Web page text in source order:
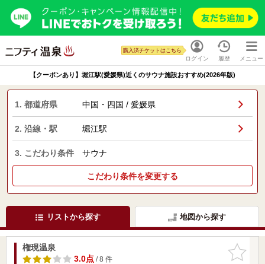
ログイン
購入済チケットはこちら
履歴 メニュー
【クーポンあり】堀江駅(愛媛県)近くのサウナ施設おすすめ(2026年版)
1. 都道府県 中国・四国 / 愛媛県
2. 沿線・駅 堀江駅
3. こだわり条件 サウナ
こだわり条件を変更する
リストから探す 地図から探す
お気に入
りに追加
権現温泉
3.0点/ 8 件